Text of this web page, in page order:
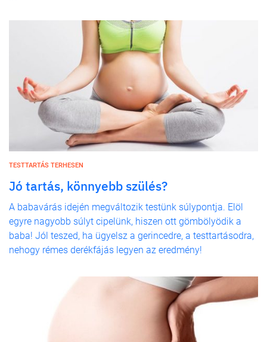
TESTTARTÁS TERHESEN
Jó tartás, könnyebb szülés?
A babavárás idején megváltozik testünk súlypontja. Elöl
egyre nagyobb súlyt cipelünk, hiszen ott gömbölyödik a
baba! Jól teszed, ha ügyelsz a gerincedre, a testtartásodra,
nehogy rémes derékfájás legyen az eredmény!